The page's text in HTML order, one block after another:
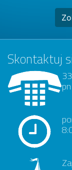
Skontaktuj